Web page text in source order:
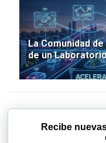
La Comunidad
de un
Recibe